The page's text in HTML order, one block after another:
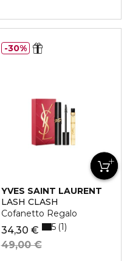
YVES SAINT LAURENT
LASH CLASH
Cofanetto Regalo
34,30 €
49,00 €
5 1
30%